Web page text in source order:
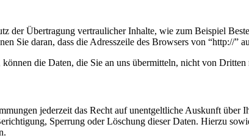
der Übertragung vertraulicher Inhalte, wie zum Beispiel
Sie daran, dass die Adresszeile des Browsers von “http://
die Daten, die Sie an uns übermitteln, nicht von Dritten
jederzeit das Recht auf unentgeltliche Auskunft
Sperrung oder Löschung dieser Daten. Hierzu